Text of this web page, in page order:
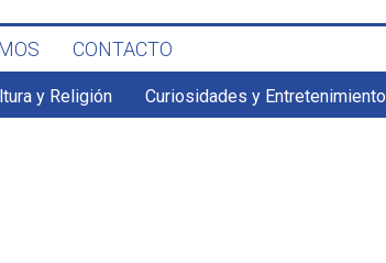
CONTACTO
y Religión Curiosidades y Entretenimiento